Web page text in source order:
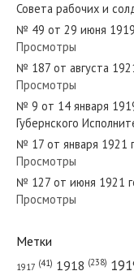
Совета рабочих и
№ 49 от 29 июня
Просмотры
№ 187 от августа
Просмотры
№ 9 от 14 января
Губернского
№ 17 от января 1921
Просмотры
№ 127 от июня 1921
Просмотры
Метки
1917 (41) 1918 (238)